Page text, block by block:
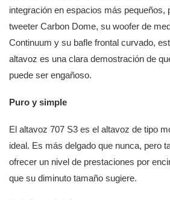
integración en espacios más pequeños,
tweeter Carbon Dome, su woofer de
Continuum y su bafle frontal curvado,
altavoz es una clara demostración de
puede ser engañoso.
Puro y simple
El altavoz 707 S3 es el altavoz de tipo
ideal. Es más delgado que nunca, pero
ofrecer un nivel de prestaciones por
que su diminuto tamaño sugiere.